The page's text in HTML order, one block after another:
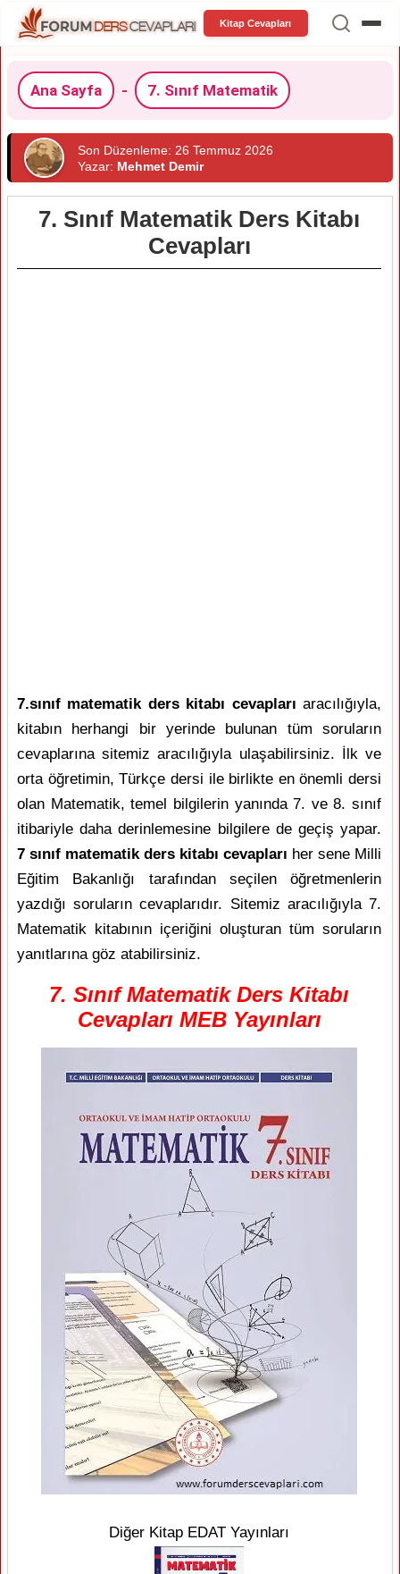
Kitap Cevapları
Ana Sayfa - 7. Sınıf Matematik
Son Düzenleme: 26 Temmuz 2026
Yazar: Mehmet Demir
7. Sınıf Matematik Ders Kitabı
Cevapları
7.sınıf matematik ders kitabı cevapları aracılığıyla,
kitabın herhangi bir yerinde bulunan tüm soruların
cevaplarına sitemiz aracılığıyla ulaşabilirsiniz. İlk ve
orta öğretimin, Türkçe dersi ile birlikte en önemli dersi
olan Matematik, temel bilgilerin yanında 7. ve 8. sınıf
itibariyle daha derinlemesine bilgilere de geçiş yapar.
7 sınıf matematik ders kitabı cevapları her sene Milli
Eğitim Bakanlığı tarafından seçilen öğretmenlerin
yazdığı soruların cevaplarıdır. Sitemiz aracılığıyla 7.
Matematik kitabının içeriğini oluşturan tüm soruların
yanıtlarına göz atabilirsiniz.
7. Sınıf Matematik Ders Kitabı
Cevapları MEB Yayınları
Diğer Kitap EDAT Yayınları